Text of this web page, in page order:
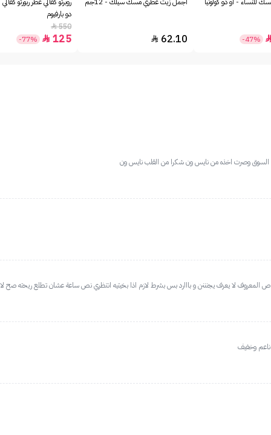
-47%
62.10

دو بارفيوم
550

125

-77%
السوق وصرت اخذه من نايس ون شكرا من القلب نايس ون
المعروف لا يعرف يجنننن و بااارد بس بشرط لازم اذا بخيتيه انتظري نص ساعة عشان تطلع ريحته صح
ناعم وخفيف